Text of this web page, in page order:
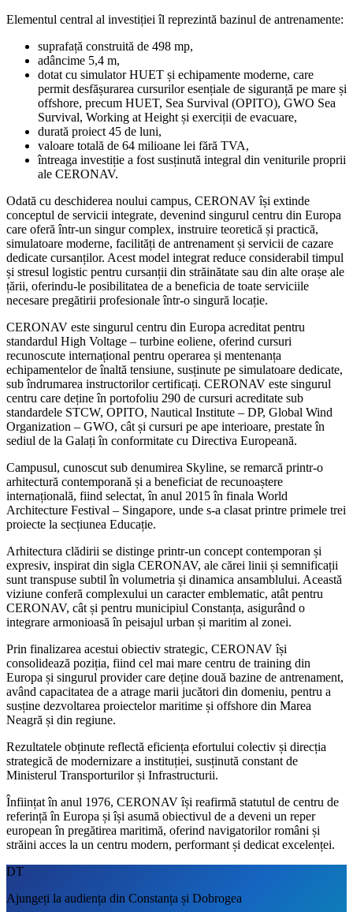
Elementul central al investiției îl reprezintă bazinul de antrenamente:
suprafață construită de 498 mp,
adâncime 5,4 m,
dotat cu simulator HUET și echipamente moderne, care
permit desfășurarea cursurilor esențiale de siguranță pe mare și
offshore, precum HUET, Sea Survival (OPITO), GWO Sea
Survival, Working at Height și exerciții de evacuare,
durată proiect 45 de luni,
valoare totală de 64 milioane lei fără TVA,
întreaga investiție a fost susținută integral din veniturile proprii
ale CERONAV.
Odată cu deschiderea noului campus, CERONAV își extinde
conceptul de servicii integrate, devenind singurul centru din Europa
care oferă într-un singur complex, instruire teoretică și practică,
simulatoare moderne, facilități de antrenament și servicii de cazare
dedicate cursanților. Acest model integrat reduce considerabil timpul
și stresul logistic pentru cursanții din străinătate sau din alte orașe ale
țării, oferindu-le posibilitatea de a beneficia de toate serviciile
necesare pregătirii profesionale într-o singură locație.
CERONAV este singurul centru din Europa acreditat pentru
standardul High Voltage – turbine eoliene, oferind cursuri
recunoscute internațional pentru operarea și mentenanța
echipamentelor de înaltă tensiune, susținute pe simulatoare dedicate,
sub îndrumarea instructorilor certificați. CERONAV este singurul
centru care deține în portofoliu 290 de cursuri acreditate sub
standardele STCW, OPITO, Nautical Institute – DP, Global Wind
Organization – GWO, cât și cursuri pe ape interioare, prestate în
sediul de la Galați în conformitate cu Directiva Europeană.
Campusul, cunoscut sub denumirea Skyline, se remarcă printr-o
arhitectură contemporană și a beneficiat de recunoaștere
internațională, fiind selectat, în anul 2015 în finala World
Architecture Festival – Singapore, unde s-a clasat printre primele trei
proiecte la secțiunea Educație.
Arhitectura clădirii se distinge printr-un concept contemporan și
expresiv, inspirat din sigla CERONAV, ale cărei linii și semnificații
sunt transpuse subtil în volumetria și dinamica ansamblului. Această
viziune conferă complexului un caracter emblematic, atât pentru
CERONAV, cât și pentru municipiul Constanța, asigurând o
integrare armonioasă în peisajul urban și maritim al zonei.
Prin finalizarea acestui obiectiv strategic, CERONAV își
consolidează poziția, fiind cel mai mare centru de training din
Europa și singurul provider care deține două bazine de antrenament,
având capacitatea de a atrage marii jucători din domeniu, pentru a
susține dezvoltarea proiectelor maritime și offshore din Marea
Neagră și din regiune.
Rezultatele obținute reflectă eficiența efortului colectiv și direcția
strategică de modernizare a instituției, susținută constant de
Ministerul Transporturilor și Infrastructurii.
Înființat în anul 1976, CERONAV își reafirmă statutul de centru de
referință în Europa și își asumă obiectivul de a deveni un reper
european în pregătirea maritimă, oferind navigatorilor români și
străini acces la un centru modern, performant și dedicat excelenței.
DT
Ajungeți la audiența din Constanța și Dobrogea